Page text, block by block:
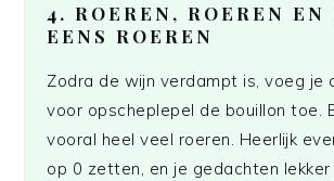
4. ROEREN, ROEREN EN
EENS ROEREN
Zodra de wijn verdampt is, voeg je
voor opscheplepel de bouillon toe.
vooral heel veel roeren. Heerlijk
op 0 zetten, en je gedachten